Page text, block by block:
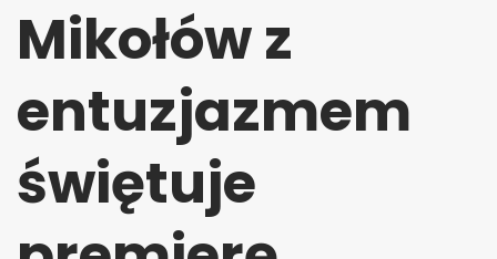
Mikołów z
entuzjazmem
świętuje